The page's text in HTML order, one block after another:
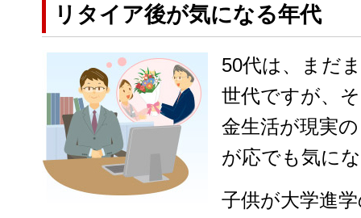
リタイア後が気になる年代
50代は、まだ
世代ですが、
金生活が現実
が応でも気に
子供が大学進